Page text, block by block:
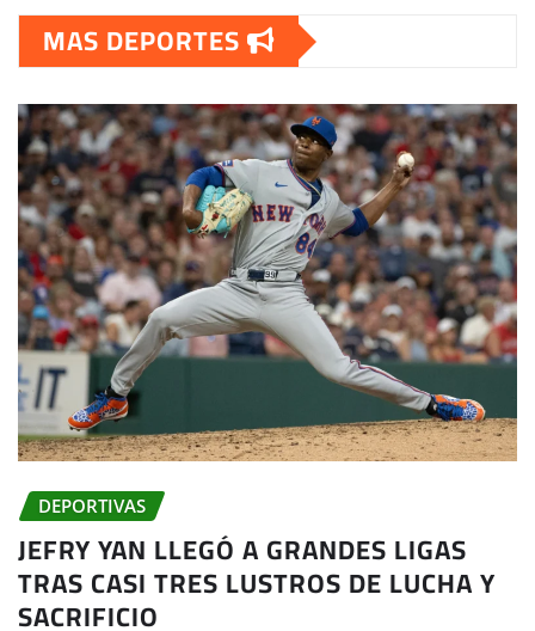
MAS DEPORTES
DEPORTIVAS
JEFRY YAN LLEGÓ A GRANDES LIGAS
TRAS CASI TRES LUSTROS DE LUCHA Y
SACRIFICIO